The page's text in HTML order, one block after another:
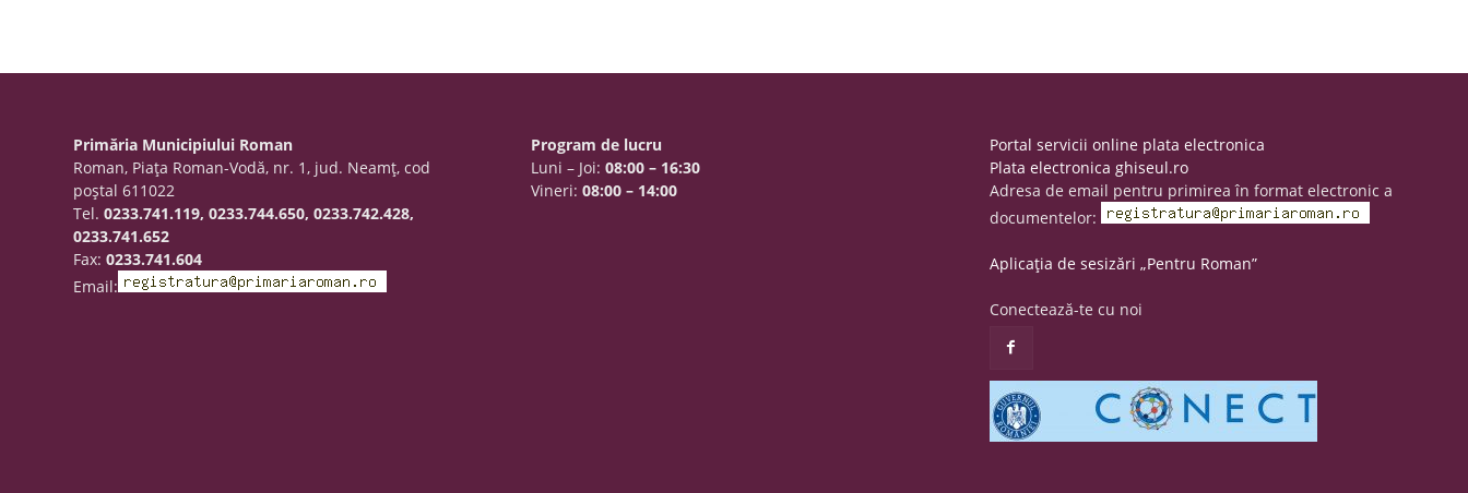
Primăria Municipiului Roman
Roman, Piaţa Roman-Vodă, nr. 1, jud. Neamţ, cod
poştal 611022
Tel.0233.741.119, 0233.744.650, 0233.742.428,
0233.741.652
Fax:0233.741.604
Email:
Program de lucru
Luni – Joi:08:00 – 16:30
Vineri:08:00 – 14:00
Portal servicii online plata electronica
Plata electronica ghiseul.ro
Adresa de email pentru primirea în format electronic a
documentelor:
Aplicația de sesizări „Pentru Roman”
Conectează-te cu noi